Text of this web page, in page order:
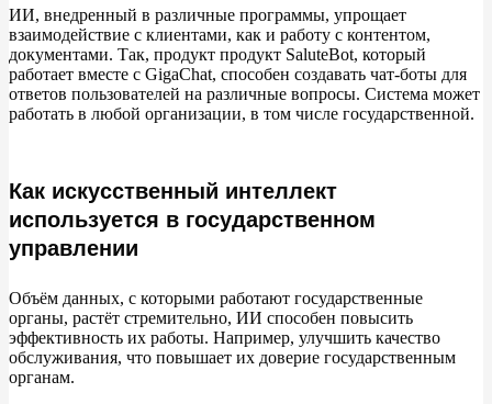
Заключение
ИИ, внедренный в различные программы, упрощает
взаимодействие с клиентами, как и работу с контентом,
документами. Так, продукт продукт SaluteBot, который
работает вместе с GigaChat, способен создавать чат-боты для
ответов пользователей на различные вопросы. Система может
работать в любой организации, в том числе государственной.
Как искусственный интеллект
используется в государственном
управлении
Объём данных, с которыми работают государственные
органы, растёт стремительно, ИИ способен повысить
эффективность их работы. Например, улучшить качество
обслуживания, что повышает их доверие государственным
органам.